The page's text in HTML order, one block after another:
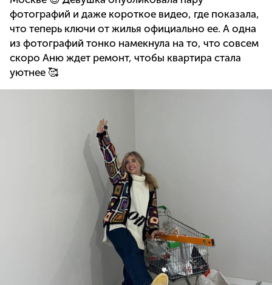
фотографий и даже короткое видео, где показала,
что теперь ключи от жилья официально ее. А одна
из фотографий тонко намекнула на то, что совсем
скоро Аню ждет ремонт, чтобы квартира стала
уютнее 🥰